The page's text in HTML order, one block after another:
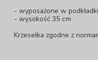
- wyposażone w
- wysokość 35 cm
Krzesełka zgodne z